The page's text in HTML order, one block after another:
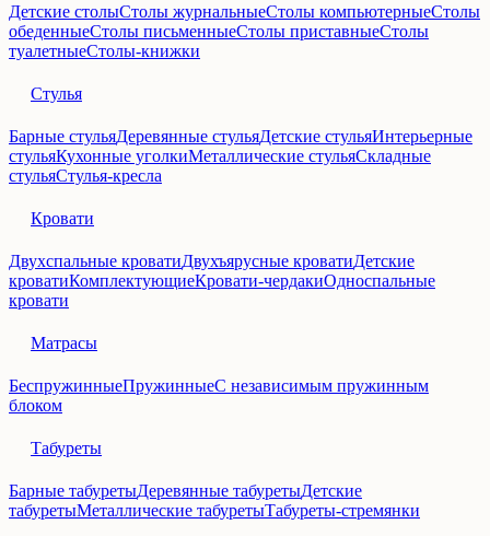
Детские столыСтолы журнальныеСтолы компьютерныеСтолы
обеденныеСтолы письменныеСтолы приставныеСтолы
туалетныеСтолы-книжки
Стулья
Барные стульяДеревянные стульяДетские стульяИнтерьерные
стульяКухонные уголкиМеталлические стульяСкладные
стульяСтулья-кресла
Кровати
Двухспальные кроватиДвухъярусные кроватиДетские
кроватиКомплектующиеКровати-чердакиОдноспальные
кровати
Матрасы
БеспружинныеПружинныеС независимым пружинным
блоком
Табуреты
Барные табуретыДеревянные табуретыДетские
табуретыМеталлические табуретыТабуреты-стремянки